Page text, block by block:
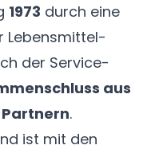
1973 durch eine
Lebensmittel-
der Service-
aus
.
ist mit den